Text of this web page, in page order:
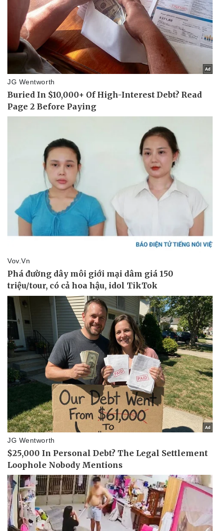
Dinh dưỡng - món ngon
Cây thuốc
Sản phụ khoa
Nhi khoa
Nam khoa
Làm đẹp - giảm cân
Phòng mạch online
Ăn sạch sống khỏe
Đời sống
Nhà đẹp
Blog
Tình yêu - Gia đình